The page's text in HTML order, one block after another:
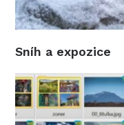
Sníh a expozice